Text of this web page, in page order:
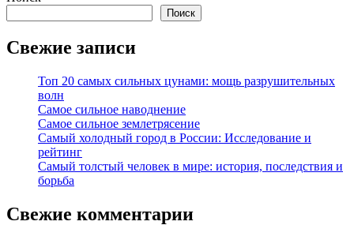
Поиск
Свежие записи
Топ 20 самых сильных цунами: мощь разрушительных
волн
Самое сильное наводнение
Самое сильное землетрясение
Самый холодный город в России: Исследование и
рейтинг
Самый толстый человек в мире: история, последствия и
борьба
Свежие комментарии